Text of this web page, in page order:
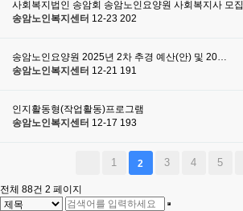
사회복지법인 송암회 송암노인요양원 사회복지사 모집
송암노인복지센터 12-23 202
송암노인요양원 2025년 2차 추경 예산(안) 및 20…
송암노인복지센터 12-21 191
인지활동형(작업활동)프로그램
송암노인복지센터 12-17 193
1 2 3 4 5
전체 88건 2 페이지